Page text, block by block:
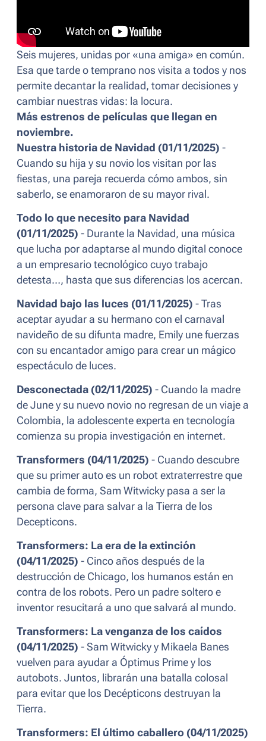
Seis mujeres, unidas por «una amiga» en común.
Esa que tarde o temprano nos visita a todos y nos
permite decantar la realidad, tomar decisiones y
cambiar nuestras vidas: la locura.
Más estrenos de películas que llegan en
noviembre.
Nuestra historia de Navidad (01/11/2025) -
Cuando su hija y su novio los visitan por las
fiestas, una pareja recuerda cómo ambos, sin
saberlo, se enamoraron de su mayor rival.
Todo lo que necesito para Navidad
(01/11/2025) - Durante la Navidad, una música
que lucha por adaptarse al mundo digital conoce
a un empresario tecnológico cuyo trabajo
detesta…, hasta que sus diferencias los acercan.
Navidad bajo las luces (01/11/2025) - Tras
aceptar ayudar a su hermano con el carnaval
navideño de su difunta madre, Emily une fuerzas
con su encantador amigo para crear un mágico
espectáculo de luces.
Desconectada (02/11/2025) - Cuando la madre
de June y su nuevo novio no regresan de un viaje a
Colombia, la adolescente experta en tecnología
comienza su propia investigación en internet.
Transformers (04/11/2025) - Cuando descubre
que su primer auto es un robot extraterrestre que
cambia de forma, Sam Witwicky pasa a ser la
persona clave para salvar a la Tierra de los
Decepticons.
Transformers: La era de la extinción
(04/11/2025) - Cinco años después de la
destrucción de Chicago, los humanos están en
contra de los robots. Pero un padre soltero e
inventor resucitará a uno que salvará al mundo.
Transformers: La venganza de los caídos
(04/11/2025) - Sam Witwicky y Mikaela Banes
vuelven para ayudar a Óptimus Prime y los
autobots. Juntos, librarán una batalla colosal
para evitar que los Decépticons destruyan la
Tierra.
Transformers: El último caballero (04/11/2025)